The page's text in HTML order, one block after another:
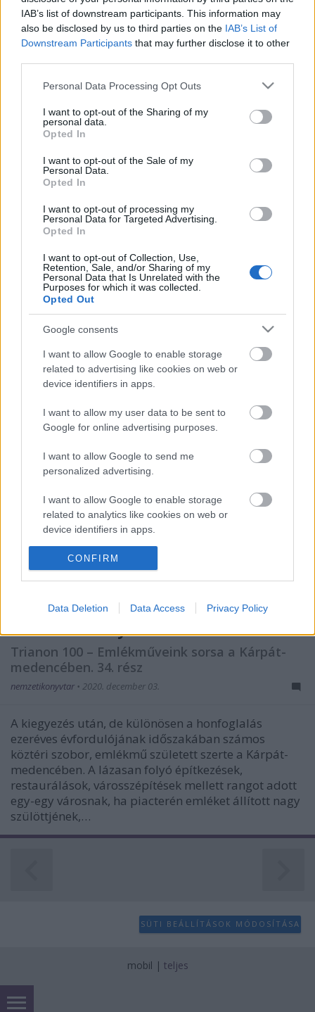
IAB’s list of downstream participants. This information may
also be disclosed by us to third parties on the IAB’s List of
Downstream Participants that may further disclose it to other
Please note that this website/app uses one or more Google
not limited to your visit or usage behaviour. You may click to
grant or deny consent to Google and its third-party tags to
use your data for below specified purposes in below Google
consent section.
Personal Data Processing Opt Outs
I want to opt-out of the Sharing of my
personal data.
Opted In
I want to opt-out of the Sale of my
Personal Data.
Opted In
I want to opt-out of processing my
Personal Data for Targeted Advertising.
Opted In
I want to opt-out of Collection, Use,
Retention, Sale, and/or Sharing of my
Personal Data that Is Unrelated with the
Purposes for which it was collected.
Opted Out
Google consents
I want to allow Google to enable storage
related to advertising like cookies on web or
device identifiers in apps.
I want to allow my user data to be sent to
Google for online advertising purposes.
I want to allow Google to send me
personalized advertising.
I want to allow Google to enable storage
related to analytics like cookies on web or
device identifiers in apps.
I want to allow Google to enable storage
related to functionality of the website or app.
I want to allow Google to enable storage
related to personalization.
I want to allow Google to enable storage
related to security, including authentication
functionality and fraud prevention, and other
user protection.
CONFIRM
Data Deletion Data Access Privacy Policy
A klasszicizáló késő barokk építészet
legkiválóbb hazai mestere
300 évvel ezelőtt született Fellner Jakab
nemzetikonyvtar•2022. július 25.
Fellner Jakab (Nikolsburg, 1722 – Tata, 1780) 23 éves
korában telepedett le Tatán, és élete nagy részét itt
töltötte. 1750-től kezdve főleg az Esterházy grófok
számára dolgozott, bár növekvő híre más
megbízatást is szerzett számára. A tatai Esterházy-
kastély később jelentős szerepet játszott a…
Erzsébet királyné-szobrok – Arad
Trianon 100 – Emlékműveink sorsa a Kárpát-
medencében. 34. rész
nemzetikonyvtar • 2020. december 03.
A kiegyezés után, de különösen a honfoglalás
ezeréves évfordulójának időszakában számos
köztéri szobor, emlékmű született szerte a Kárpát-
medencében. A lázasan folyó építkezések,
restaurálások, városszépítések mellett rangot adott
egy-egy városnak, ha piacterén emléket állított nagy
szülöttjének,…
SÜTI BEÁLLÍTÁSOK MÓDOSÍTÁSA
mobil | teljes